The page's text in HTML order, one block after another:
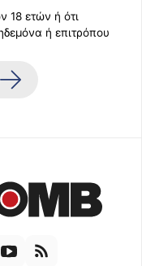
18 ετών ή ότι
ή επιτρόπου